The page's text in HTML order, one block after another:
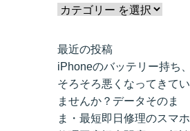
最近の投稿
iPhoneのバッテリー持ち、
そろそろ悪くなってきてい
ませんか？データそのま
ま・最短即日修理のスマホ